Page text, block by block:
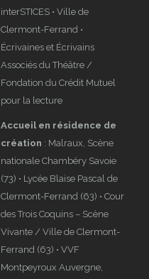
interSTICES • Ville de
Clermont-Ferrand •
Écrivaines et Écrivains
Associés du Théâtre /
Fondation du Crédit Mutuel
pour la lecture
Accueil en résidence de
création : Malraux, Scène
nationale Chambéry Savoie
(73) • Lycée Blaise Pascal de
Clermont-Ferrand (63) • Cour
des Trois Coquins – Scène
Vivante / Ville de Clermont-
Ferrand (63) • VVF
Montpeyroux Auvergne,